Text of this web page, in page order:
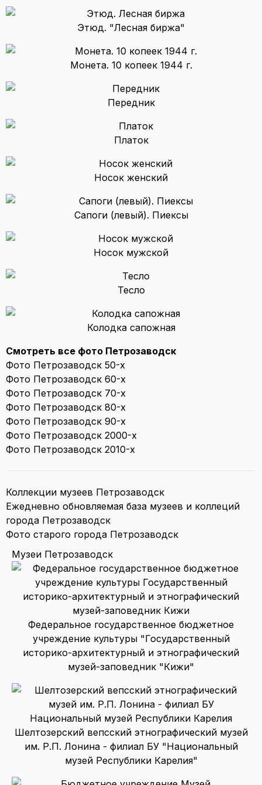
Этюд. "Лесная биржа"
Монета. 10 копеек 1944 г.
Передник
Платок
Носок женский
Сапоги (левый). Пиексы
Носок мужской
Тесло
Колодка сапожная
Смотреть все фото Петрозаводск
Фото Петрозаводск 50-х
Фото Петрозаводск 60-х
Фото Петрозаводск 70-х
Фото Петрозаводск 80-х
Фото Петрозаводск 90-х
Фото Петрозаводск 2000-х
Фото Петрозаводск 2010-х
Коллекции музеев Петрозаводск
Ежедневно обновляемая база музеев и коллеций
города Петрозаводск
Фото старого города Петрозаводск
Музеи Петрозаводск
Федеральное государственное бюджетное
учреждение культуры "Государственный
историко-архитектурный и этнографический
музей-заповедник "Кижи"
Шелтозерский вепсский этнографический музей
им. Р.П. Лонина - филиал БУ "Национальный
музей Республики Карелия"